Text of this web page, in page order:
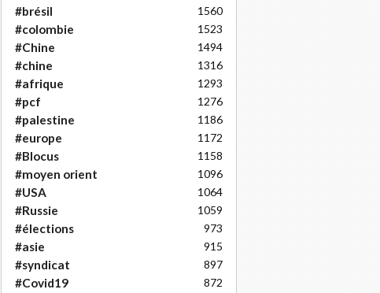
#brésil 1560
#colombie 1523
#Chine 1494
#chine 1316
#afrique 1293
#pcf 1276
#palestine 1186
#europe 1172
#Blocus 1158
#moyen orient 1096
#USA 1064
#Russie 1059
#élections 973
#asie 915
#syndicat 897
#Covid19 872